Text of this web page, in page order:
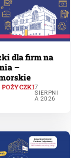
dla firm na
–
POŻYCZKI7
SIERPNI
A 2026